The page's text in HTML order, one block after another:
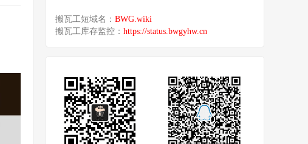
搬瓦工短域名： BWG.wiki
搬瓦工库存监控： https://status.bwgyhw.cn